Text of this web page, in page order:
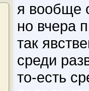
я вообще
но вчера
так
среди
то-есть